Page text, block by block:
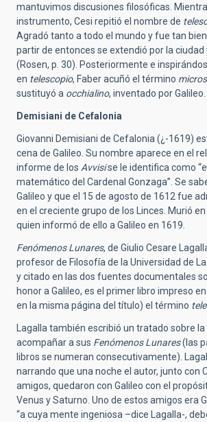
mantuvimos discusiones filosóficas.
instrumento, Cesi repitió el nombre de
Agradó tanto a todo el mundo y fue tan
partir de entonces se extendió por la ciudad
(Rosen, p. 30). Posteriormente e
en telescopio, Faber acuñó el término
sustituyó a occhialino, inventado por Galileo.
Demisiani de Cefalonia
Giovanni Demisiani de Cefalonia (¿-1619)
cena de Galileo. Su nombre aparece en el
informe de los Avvisise le identifica como
matemático del Cardenal Gonzaga”. Se
Galileo y que el 15 de agosto de 1612 fue
en el creciente grupo de los Linces. Murió
quien informó de ello a Galileo en 1619.
Fenómenos Lunares, de Giulio Cesare
profesor de Filosofía de la Universidad de
y citado en las dos fuentes documentales
honor a Galileo, es el primer libro impreso
en la misma página del título) el término
Lagalla también escribió un tratado sobre la
acompañar a sus Fenómenos Lunares(las
libros se numeran consecutivamente).
narrando que una noche el autor, junto con
amigos, quedaron con Galileo con el
Venus y Saturno. Uno de estos amigos era
“a cuya mente ingeniosa –dice Lagalla-,